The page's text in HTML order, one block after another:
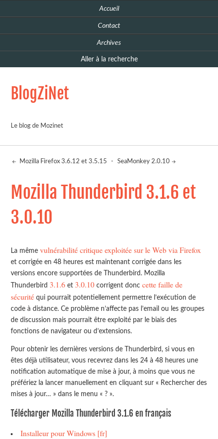
Accueil
Contact
Archives
Aller à la recherche
BlogZiNet
Le blog de Mozinet
Mozilla Firefox 3.6.12 et 3.5.15 - SeaMonkey 2.0.10
Mozilla Thunderbird 3.1.6 et
3.0.10
La mêmevulnérabilité critique exploitée sur le Web via Firefox
et corrigée en 48 heures est maintenant corrigée dans les
versions encore supportées de Thunderbird. Mozilla
Thunderbird 3.1.6 et 3.0.10 corrigent donccette faille de
sécurité qui pourrait potentiellement permettre l’exécution de
code à distance. Ce problème n’affecte pas l’email ou les groupes
de discussion mais pourrait être exploité par le biais des
fonctions de navigateur ou d’extensions.
Pour obtenir les dernières versions de Thunderbird, si vous en
êtes déjà utilisateur, vous recevrez dans les 24 à 48 heures une
notification automatique de mise à jour, à moins que vous ne
préfériez la lancer manuellement en cliquant sur « Rechercher des
mises à jour… » dans le menu « ? ».
Télécharger Mozilla Thunderbird 3.1.6 en français
Installeur pour Windows [fr]